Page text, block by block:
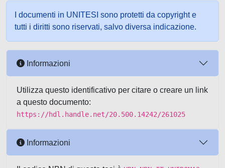
I documenti in UNITESI sono protetti da copyright e
tutti i diritti sono riservati, salvo diversa indicazione.
Informazioni
Utilizza questo identificativo per citare o creare un link
a questo documento:
https://hdl.handle.net/20.500.14242/261025
Informazioni